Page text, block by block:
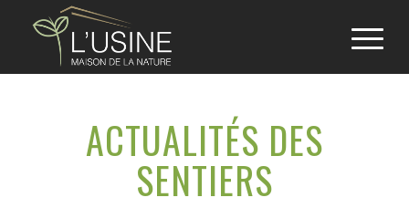
ACTUALITÉS DES
SENTIERS